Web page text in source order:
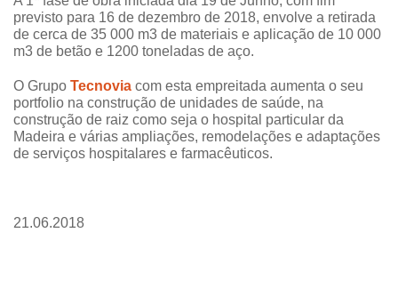
previsto para 16 de dezembro de 2018, envolve a retirada
de cerca de 35 000 m3 de materiais e aplicação de 10 000
m3 de betão e 1200 toneladas de aço.
O Grupo Tecnovia com esta empreitada aumenta o seu
portfolio na construção de unidades de saúde, na
construção de raiz como seja o hospital particular da
Madeira e várias ampliações, remodelações e adaptações
de serviços hospitalares e farmacêuticos.
21.06.2018